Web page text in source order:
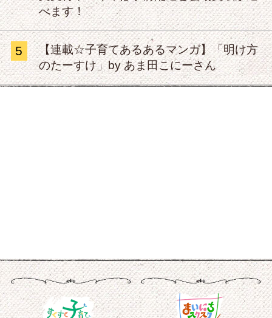
べます！
5
【連載☆子育てあるあるマンガ】「明け方
のたーすけ」by あま田こにーさん